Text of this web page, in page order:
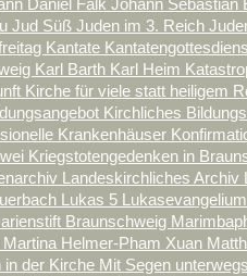
Daniel Falk Johann Sebastian
Jud Süß Juden im 3. Reich
Kantate
Karl Barth Karl Heim
Kirche für viele statt heiligem
Kirchliches
Krankenhäuser
Kriegstotengedenken in
Landeskirchliches Archiv
Lukas 5 Lukasevangelium
Braunschweig
Martina Helmer-Pham Xuan
der Kirche Mit Segen